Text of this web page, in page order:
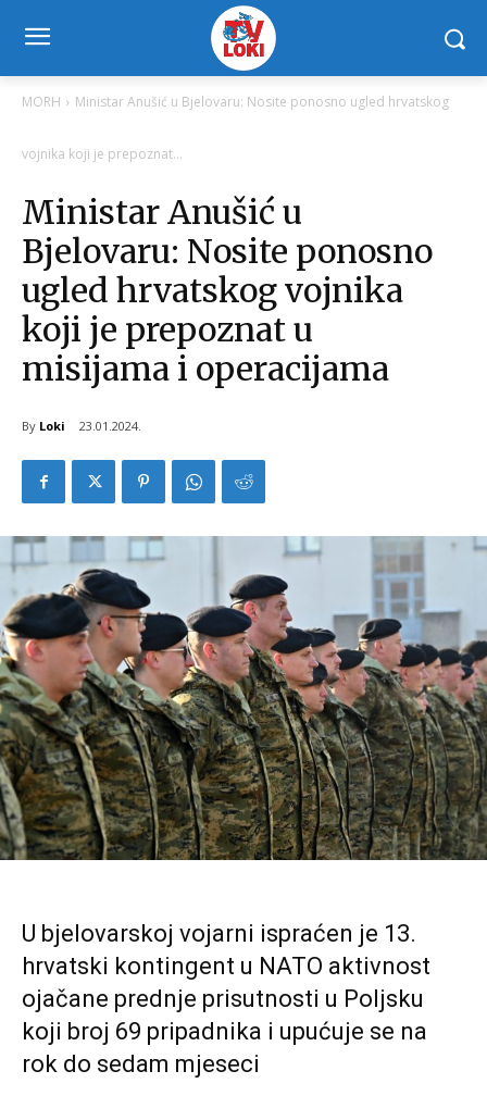
MORH Ministar Anušić u Bjelovaru: Nosite ponosno ugled hrvatskog
vojnika koji je prepoznat...
Ministar Anušić u
Bjelovaru: Nosite ponosno
ugled hrvatskog vojnika
koji je prepoznat u
misijama i operacijama
By Loki 23.01.2024.
U bjelovarskoj vojarni ispraćen je 13.
hrvatski kontingent u NATO aktivnost
ojačane prednje prisutnosti u Poljsku
koji broj 69 pripadnika i upućuje se na
rok do sedam mjeseci